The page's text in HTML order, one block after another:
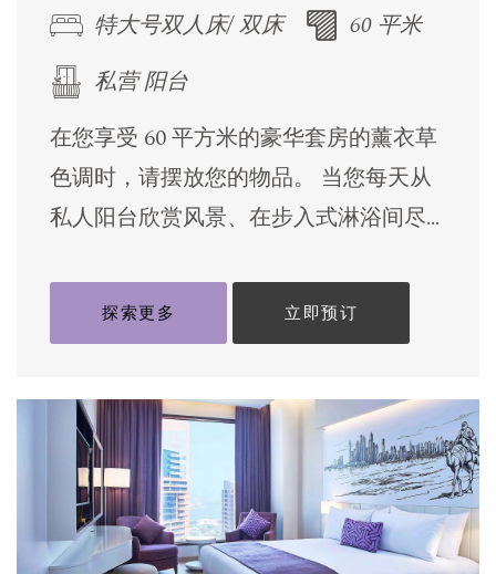
408 间套房配备起居室、餐厅、书房和浴室家
具，此外还提供免费无线网络、带卫星频道的
智能电视以及茶具和咖啡机。 带家具的阳台享
有城市天际线的美景，是游客的另一项福利。
特大号双人床/ 双床
60 平米
私营 阳台
在您享受 60 平方米的豪华套房的薰衣草
色调时，请摆放您的物品。 当您每天从
私人阳台欣赏风景、在步入式淋浴间尽
探索更多 立即预订